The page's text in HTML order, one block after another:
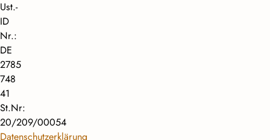
Ust.-
ID
Nr.:
DE
2785
748
41
St.Nr:
20/209/00054
Datenschutzerklärung